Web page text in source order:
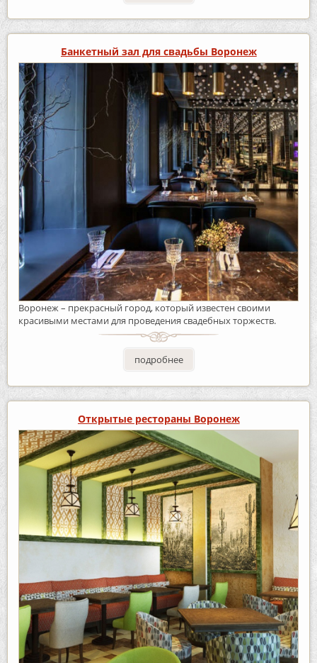
Банкетный зал для свадьбы Воронеж
Воронеж – прекрасный город, который известен своими
красивыми местами для проведения свадебных торжеств.
подробнее
Открытые рестораны Воронеж